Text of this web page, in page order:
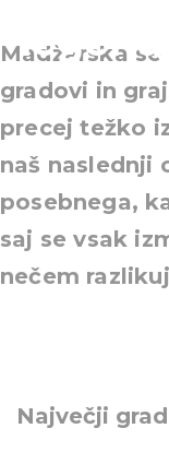
Madžarska
gradovi in
precej težko
naš naslednji
posebnega,
saj se vsak
nečem
Največji